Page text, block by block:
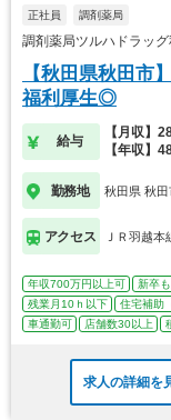
正社員 調剤薬局
調剤薬局ツルハドラッ
【秋田県秋田市
福利厚生◎
給与
【月収】
【年収】
勤務地 秋田県 秋田
アクセス ＪＲ羽越
年収700万円以上可 新卒
残業月10ｈ以下
住宅補助
車通勤可
店舗数30以上
求人の詳細を